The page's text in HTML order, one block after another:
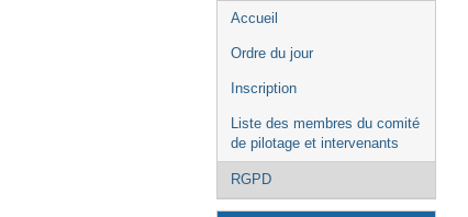
Menu
de
Accueil
Ordre du jour
Inscription
Liste des membres du comité
de pilotage et intervenants
RGPD